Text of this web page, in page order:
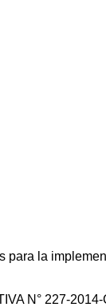
para la
N° 227-